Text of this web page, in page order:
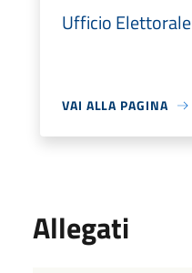
Ufficio Elettorale
VAI ALLA PAGINA
Allegati